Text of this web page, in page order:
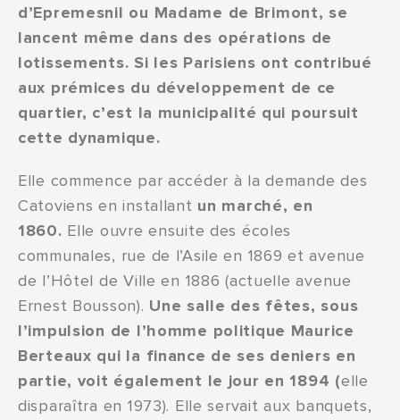
d’Epremesnil ou Madame de Brimont, se
lancent même dans des opérations de
lotissements. Si les Parisiens ont contribué
aux prémices du développement de ce
quartier, c’est la municipalité qui poursuit
cette dynamique.
Elle commence par accéder à la demande des
Catoviens en installant un marché, en
1860. Elle ouvre ensuite des écoles
communales, rue de l’Asile en 1869 et avenue
de l’Hôtel de Ville en 1886 (actuelle avenue
Ernest Bousson). Une salle des fêtes, sous
l’impulsion de l’homme politique Maurice
Berteaux qui la finance de ses deniers en
partie, voit également le jour en 1894 (elle
disparaîtra en 1973). Elle servait aux banquets,